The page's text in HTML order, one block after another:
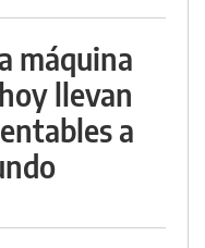
máquina
llevan
a